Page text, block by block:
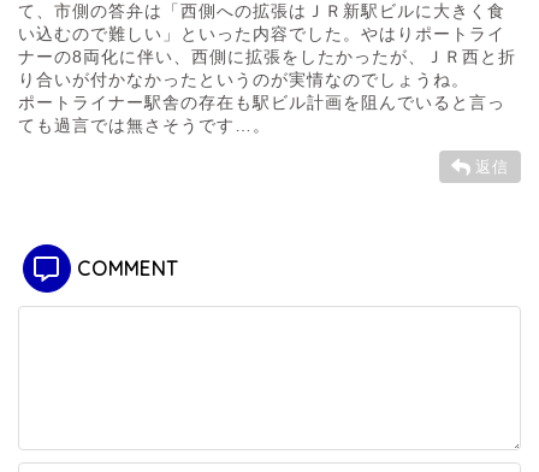
て、市側の答弁は「西側への拡張はＪＲ新駅ビルに大きく食
い込むので難しい」といった内容でした。やはりポートライ
ナーの8両化に伴い、西側に拡張をしたかったが、ＪＲ西と折
り合いが付かなかったというのが実情なのでしょうね。
ポートライナー駅舎の存在も駅ビル計画を阻んでいると言っ
ても過言では無さそうです…。
返信
COMMENT